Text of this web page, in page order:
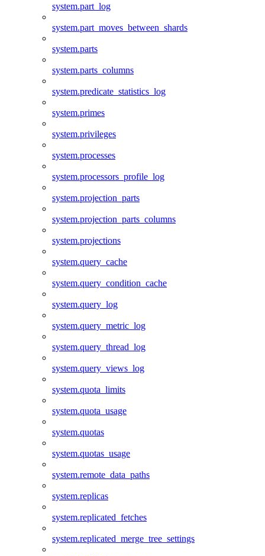
system.part_log
system.part_moves_between_shards
system.parts
system.parts_columns
system.predicate_statistics_log
system.primes
system.privileges
system.processes
system.processors_profile_log
system.projection_parts
system.projection_parts_columns
system.projections
system.query_cache
system.query_condition_cache
system.query_log
system.query_metric_log
system.query_thread_log
system.query_views_log
system.quota_limits
system.quota_usage
system.quotas
system.quotas_usage
system.remote_data_paths
system.replicas
system.replicated_fetches
system.replicated_merge_tree_settings